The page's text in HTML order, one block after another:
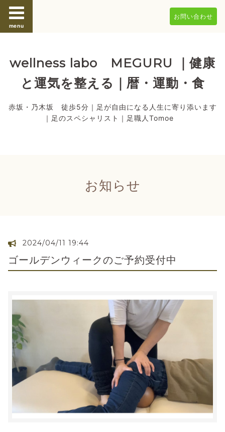
menu
お問い合わせ
wellness labo MEGURU ｜健康
と運気を整える｜暦・運動・食
赤坂・乃木坂 徒歩5分｜足が自由になる人生に寄り添います
｜足のスペシャリスト｜足職人Tomoe
お知らせ
2024/04/11 19:44
ゴールデンウィークのご予約受付中